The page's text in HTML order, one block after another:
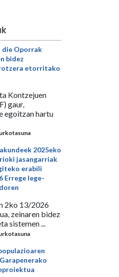
die Oporrak
bidez
etorritako
Kontzejuen
gaur,
egoitzan hartu
2025eko
jasangarriak
erabili
Errege lege-
2ko 13/2026
zeinaren bidez
sistemen ...